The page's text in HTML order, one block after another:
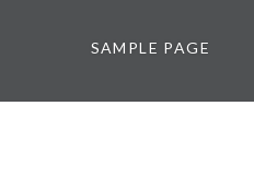
SAMPLE PAGE